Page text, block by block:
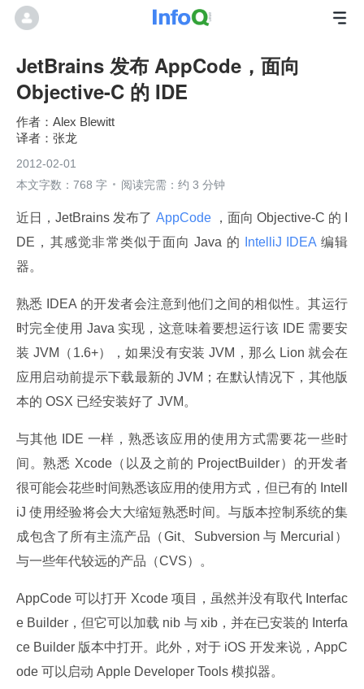
JetBrains 发布 AppCode，面向
Objective-C 的 IDE
Alex Blewitt
张龙
2012-02-01
本文字数：768 字
阅读完需：约 3 分钟
近日，JetBrains 发布了 AppCode
，面向 Objective-C 的 I
DE，其感觉非常类似于面向 Java 的
IntelliJ IDEA 编辑
器。
熟悉 IDEA 的开发者会注意到他们之间的相似性。其运行
时完全使用 Java 实现，这意味着要想运行该 IDE 需要安
装 JVM（1.6+），如果没有安装 JVM，那么 Lion 就会在
应用启动前提示下载最新的 JVM；在默认情况下，其他版
本的 OSX 已经安装好了 JVM。
与其他 IDE 一样，熟悉该应用的使用方式需要花一些时
间。熟悉 Xcode（以及之前的 ProjectBuilder）的开发者
很可能会花些时间熟悉该应用的使用方式，但已有的 Intell
iJ 使用经验将会大大缩短熟悉时间。与版本控制系统的集
成包含了所有主流产品（Git、Subversion 与 Mercurial）
与一些年代较远的产品（CVS）。
AppCode 可以打开 Xcode 项目，虽然并没有取代 Interfac
e Builder，但它可以加载 nib 与 xib，并在已安装的 Interfa
ce Builder 版本中打开。此外，对于 iOS 开发来说，AppC
ode 可以启动 Apple Developer Tools 模拟器。